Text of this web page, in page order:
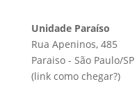
Unidade Paraíso
Rua Apeninos, 485
Paraiso - São Paulo/SP
(link como chegar?)